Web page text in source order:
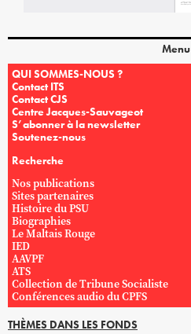
Menu
QUI SOMMES-NOUS ?
Contact ITS
Contact CJS
Centre Jacques-Sauvageot
S’abonner à la newsletter
Soutenez-nous
Recherche
Nos publications
Sites partenaires
Histoire du PSU
Biographies
Le Maltais Rouge
IED
AAVPF
ATS
Collection de Tribune Socialiste
Conférences audio du CPFS
THÈMES DANS LES FONDS